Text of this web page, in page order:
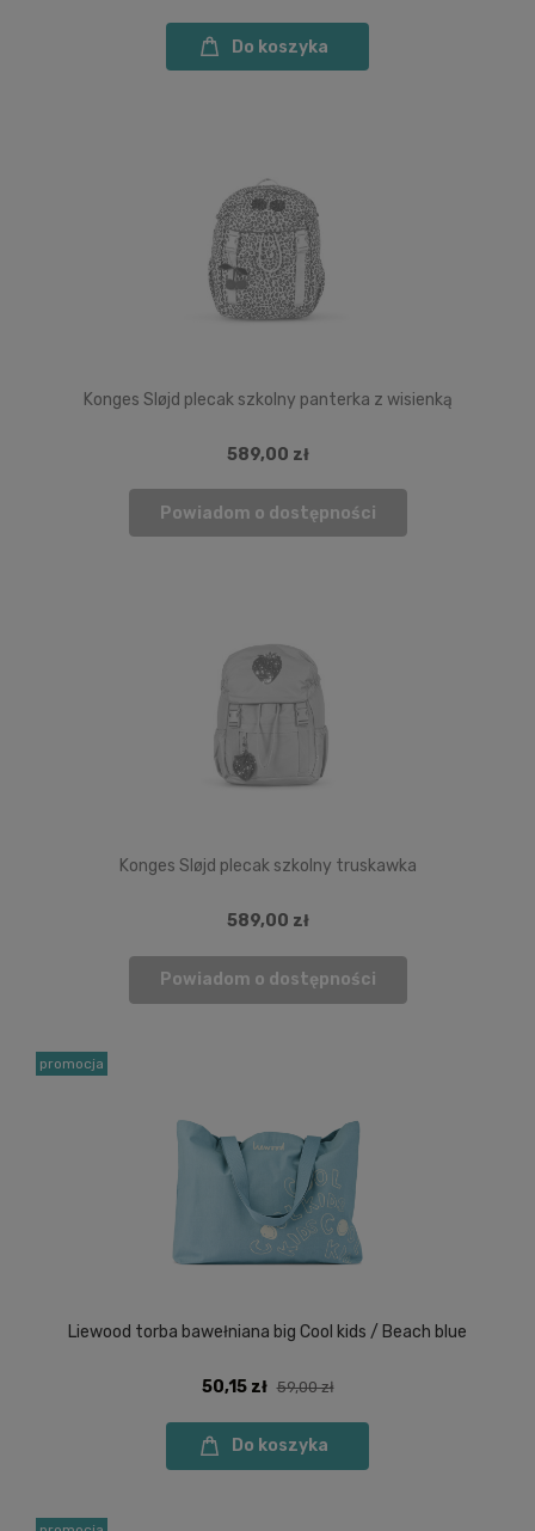
Do koszyka
Konges Sløjd plecak szkolny panterka z wisienką
589,00 zł
Powiadom o dostępności
Konges Sløjd plecak szkolny truskawka
589,00 zł
Powiadom o dostępności
Liewood torba bawełniana big Cool kids / Beach blue
50,15 zł 59,00 zł
Do koszyka
promocja